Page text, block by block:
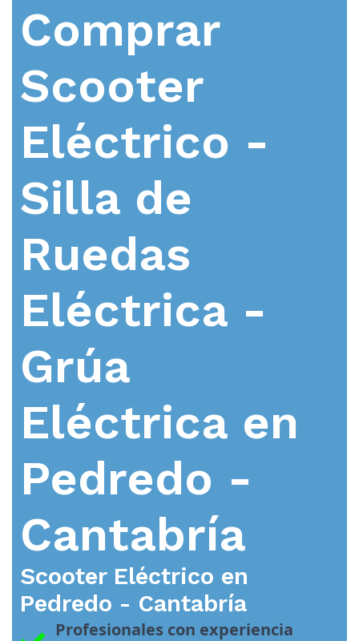
Comprar
Scooter
Eléctrico -
Silla de
Ruedas
Eléctrica -
Grúa
Eléctrica en
Pedredo -
Cantabría
Scooter Eléctrico en
Pedredo - Cantabría
Profesionales con experiencia